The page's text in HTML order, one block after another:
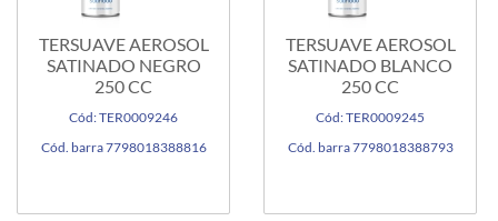
TERSUAVE AEROSOL
SATINADO NEGRO
250 CC
Cód: TER0009246
Cód. barra 7798018388816
TERSUAVE AEROSOL
SATINADO BLANCO
250 CC
Cód: TER0009245
Cód. barra 7798018388793